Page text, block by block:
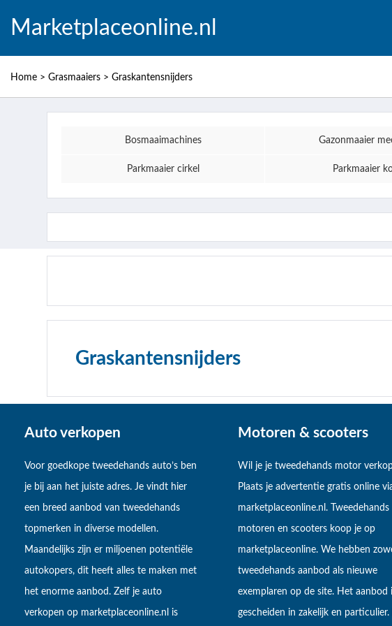
Marketplaceonline.nl
Home > Grasmaaiers > Graskantensnijders
Bosmaaimachines Gazonmaaier
Parkmaaier cirkel Parkmaaier
Graskantensnijders
Auto verkopen
Voor goedkope tweedehands auto’s ben
je bij aan het juiste adres. Je vindt hier
een breed aanbod van tweedehands
topmerken in diverse modellen.
Maandelijks zijn er miljoenen potentiële
autokopers, dit heeft alles te maken met
het enorme aanbod. Zelf je auto
verkopen op marketplaceonline.nl is
Motoren & scooters
Wil je je tweedehands motor
Plaats je advertentie gratis online
marketplaceonline.nl. Tweedehands
motoren en scooters koop je op
marketplaceonline. We hebben
tweedehands aanbod als nieuwe
exemplaren op de site. Het aanbod
gescheiden in zakelijk en particulier.